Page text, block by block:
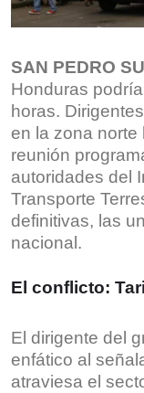
SAN PEDRO
Honduras
horas.
en la zona norte
reunión
autoridades del
Transporte
definitivas, las
nacional.
El conflicto:
El dirigente del
enfático al
atraviesa el